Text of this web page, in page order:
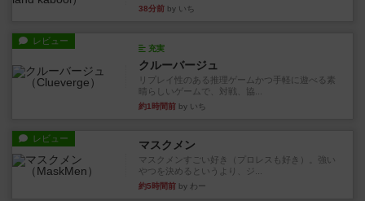
38分前 by いち
レビュー
充実
クルーバージュ
リプレイ性のある推理ゲームかつ手軽に遊べる素
晴らしいゲームで、対戦、協...
約1時間前 by いち
レビュー マスクメン
マスクメンすごい好き（プロレスも好き）。強い
やつを決めるというより、ジ...
約5時間前 by わー